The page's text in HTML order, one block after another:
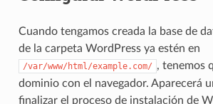
Cuando tengamos creada la base de
de la carpeta WordPress ya estén en
/var/www/html/example.com/ , tenemos
dominio con el navegador. Aparecerá
finalizar el proceso de instalación de